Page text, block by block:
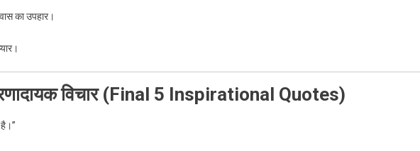
का उपहार।
विचार (Final 5 Inspirational Quotes)
है।”